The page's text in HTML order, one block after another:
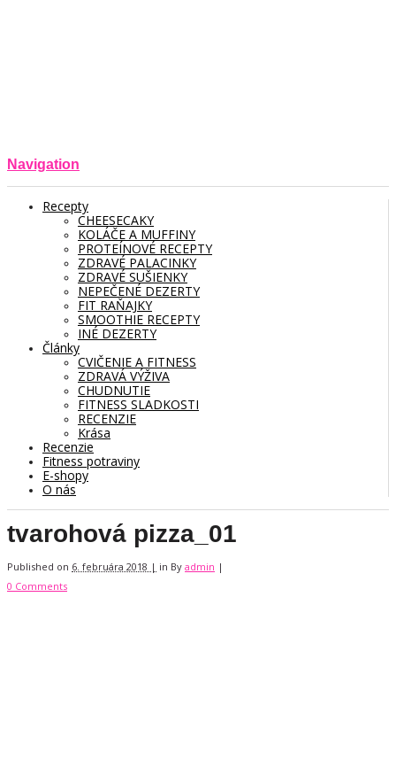
Navigation
Recepty
CHEESECAKY
KOLÁČE A MUFFINY
PROTEÍNOVÉ RECEPTY
ZDRAVÉ PALACINKY
ZDRAVÉ SUŠIENKY
NEPEČENÉ DEZERTY
FIT RAŇAJKY
SMOOTHIE RECEPTY
INÉ DEZERTY
Články
CVIČENIE A FITNESS
ZDRAVÁ VÝŽIVA
CHUDNUTIE
FITNESS SLADKOSTI
RECENZIE
Krása
Recenzie
Fitness potraviny
E-shopy
O nás
tvarohová pizza_01
Published on 6. februára 2018 | in By admin |
0 Comments